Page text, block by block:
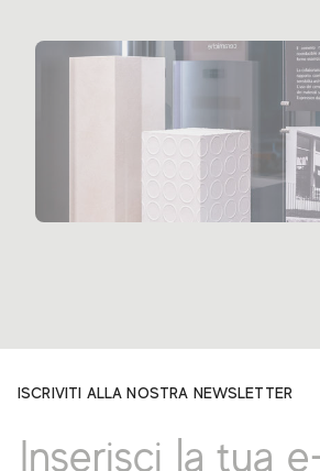
ISCRIVITI ALLA NOSTRA NEWSLETTER